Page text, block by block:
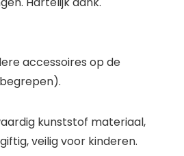
accessoires op de
kunststof materiaal,
veilig voor kinderen.